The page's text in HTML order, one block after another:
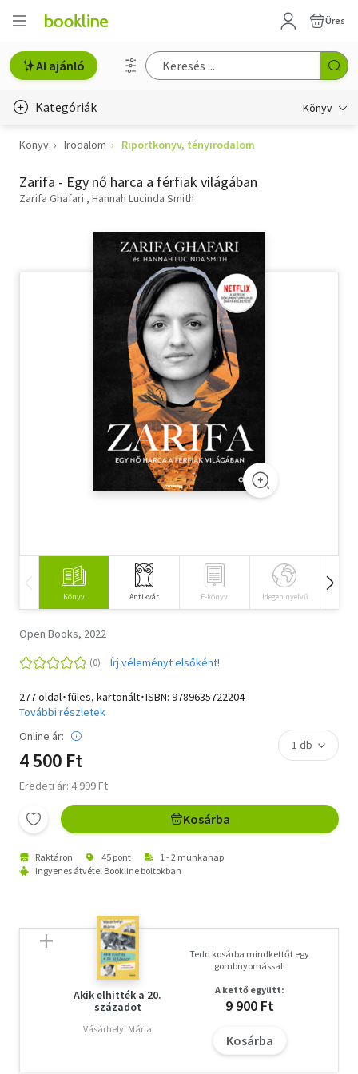
Üres
AI ajánló
Kategóriák Könyv
Életmód, egészség
Erotika
Tankönyv, segédkönyv
Társadalomtudomány
Természettudomány
Vallás
Könyv Irodalom Riportkönyv, tényirodalom
Zarifa - Egy nő harca a férfiak világában
Zarifa Ghafari Hannah Lucinda Smith
Könyv Antikvár E-könyv Idegen nyelvű
Open Books, 2022
Írj véleményt elsőként!
277 oldal･füles, kartonált･ISBN: 9789635722204
További részletek
Online ár:
4 500 Ft
Eredeti ár: 4 999 Ft
Kosárba
Raktáron 45 pont
1 - 2 munkanap
Ingyenes átvétel Bookline boltokban
Akik elhitték a 20.
századot
Vásárhelyi Mária
Tedd kosárba mindkettőt egy
gombnyomással!
A kettő együtt:
9 900 Ft
Kosárba